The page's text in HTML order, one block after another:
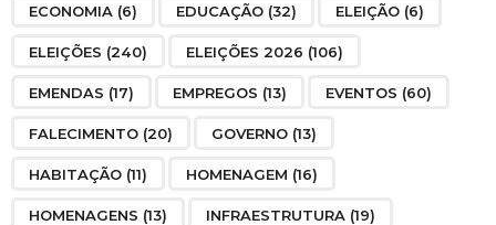
ECONOMIA (6) EDUCAÇÃO (32) ELEIÇÃO (6)
ELEIÇÕES (240) ELEIÇÕES 2026 (106)
EMENDAS (17) EMPREGOS (13) EVENTOS (60)
FALECIMENTO (20) GOVERNO (13)
HABITAÇÃO (11) HOMENAGEM (16)
HOMENAGENS (13) INFRAESTRUTURA (19)